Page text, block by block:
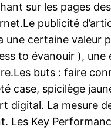
sur les pages
publicité
certaine valeur
to évanouir ),
buts : faire
case, spicilège
digital. La mesure
Les Key